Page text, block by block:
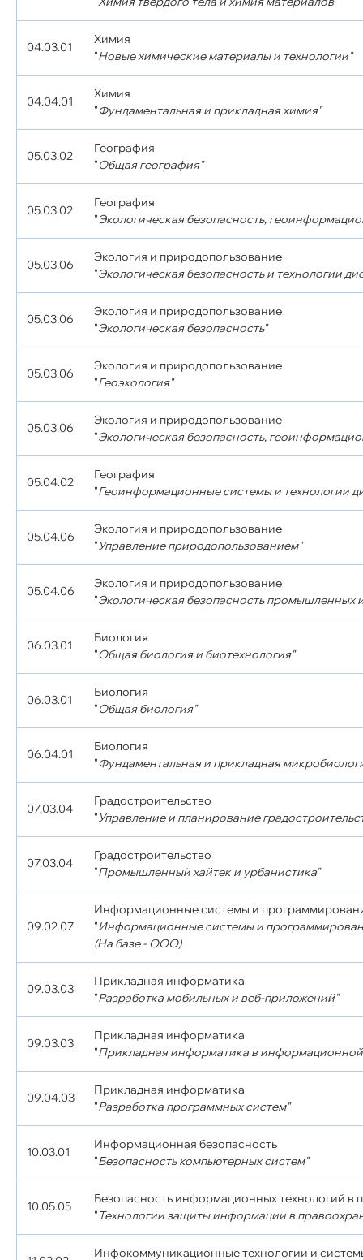
04.03.01
Химия
"Новые химические материалы и технологии"
04.04.01
Химия
"Фундаментальная и прикладная химия"
05.03.02
География
"Общая география"
05.03.02
География
"Экологическая безопасность,
05.03.06
Экология и природопользование
"Экологическая безопасность и технологии
05.03.06
Экология и природопользование
"Экологическая безопасность"
05.03.06
Экология и природопользование
"Геоэкология"
05.03.06
Экология и природопользование
"Экологическая безопасность,
05.04.02
География
"Геоинформационные системы и технологии
05.04.06
Экология и природопользование
"Управление природопользованием"
05.04.06
Экология и природопользование
"Экологическая безопасность промышленных
06.03.01
Биология
"Общая биология и биотехнология"
06.03.01
Биология
"Общая биология"
06.04.01
Биология
"Фундаментальная и прикладная
07.03.04
Градостроительство
"Управление и планирование
07.03.04
Градостроительство
"Промышленный хайтек и урбанистика"
09.02.07
Информационные системы и
"Информационные системы и
(На базе - ООО)
09.03.03
Прикладная информатика
"Разработка мобильных и веб-приложений"
09.03.03
Прикладная информатика
"Прикладная информатика в
09.04.03
Прикладная информатика
"Разработка программных систем"
10.03.01
Информационная безопасность
"Безопасность компьютерных систем"
10.05.05
Безопасность информационных технологий в
"Технологии защиты информации в
Инфокоммуникационные технологии и